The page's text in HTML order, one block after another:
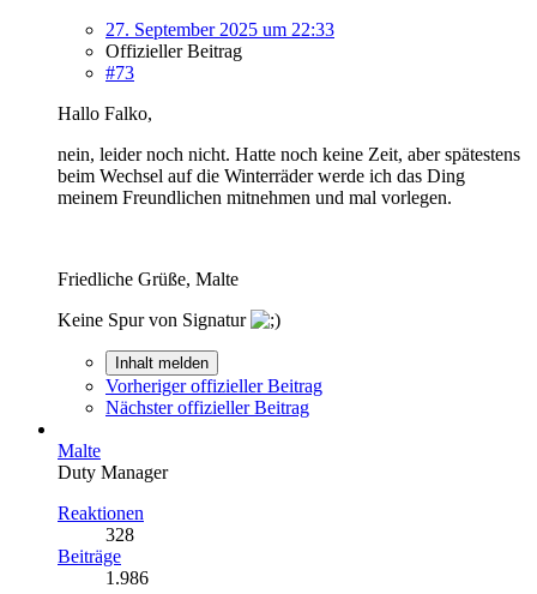
27. September 2025 um 22:33
Offizieller Beitrag
#73
Hallo Falko,
nein, leider noch nicht. Hatte noch keine Zeit, aber spätestens
beim Wechsel auf die Winterräder werde ich das Ding
meinem Freundlichen mitnehmen und mal vorlegen.
Friedliche Grüße, Malte
Keine Spur von Signatur
Inhalt melden
Vorheriger offizieller Beitrag
Nächster offizieller Beitrag
Malte
Duty Manager
Reaktionen
328
Beiträge
1.986